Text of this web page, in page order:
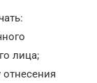
лица;